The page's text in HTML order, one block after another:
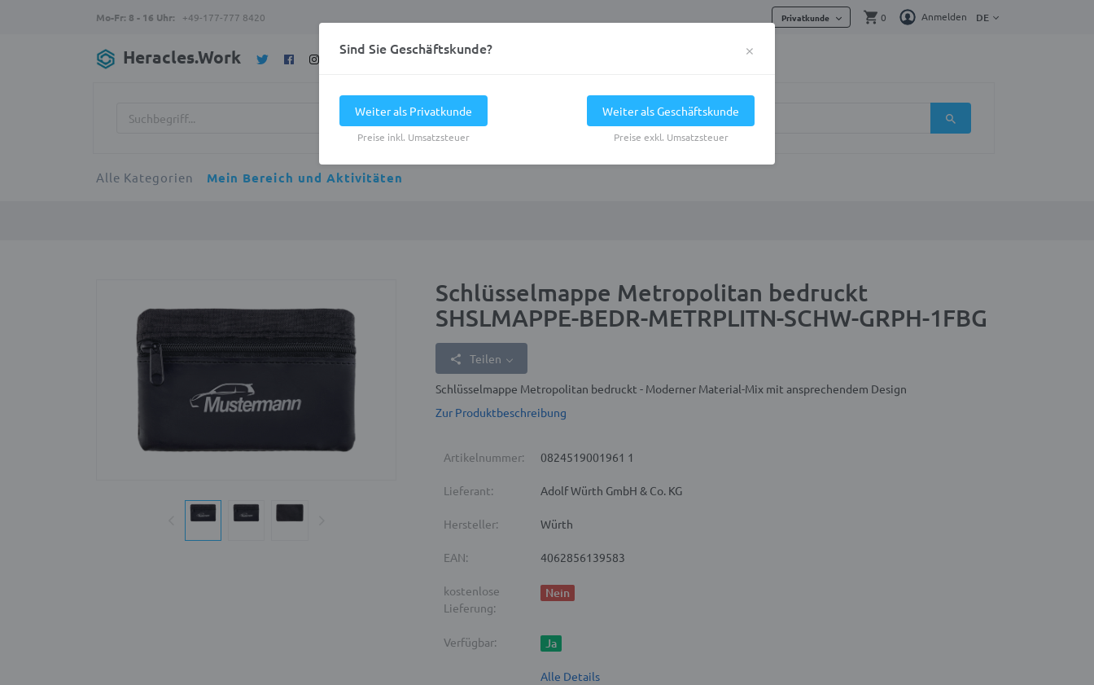
Mo-Fr: 8 - 16 Uhr: +49-177-777 8420 Privatkunde 0 Anmelden DE
Heracles.Work
Alle Kategorien Mein Bereich und Aktivitäten
Schlüsselmappe Metropolitan bedruckt
SHSLMAPPE-BEDR-METRPLITN-SCHW-GRPH-1FBG
Teilen
Schlüsselmappe Metropolitan bedruckt - Moderner Material-Mix mit ansprechendem Design
Zur Produktbeschreibung
Artikelnummer: 0824519001961 1
Lieferant: Adolf Würth GmbH & Co. KG
Hersteller: Würth
EAN: 4062856139583
kostenlose
Lieferung:
Nein
Verfügbar: Ja
Alle Details
Sind Sie Geschäftskunde? ×
Weiter als Privatkunde
Preise inkl. Umsatzsteuer
Weiter als Geschäftskunde
Preise exkl. Umsatzsteuer